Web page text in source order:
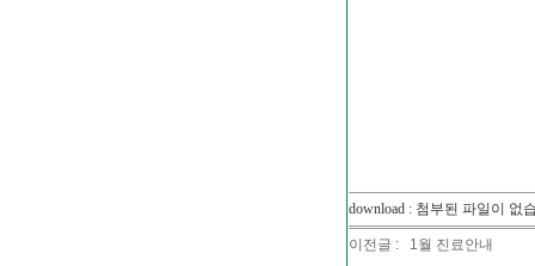
download : 첨부된 파일이 없
이전글 : 1월 진료안내